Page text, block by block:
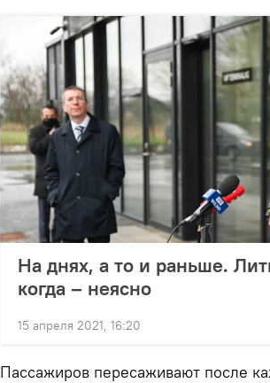
На днях, а то и раньше.
когда – неясно
15 апреля 2021, 16:20
Пассажиров пересаживают после